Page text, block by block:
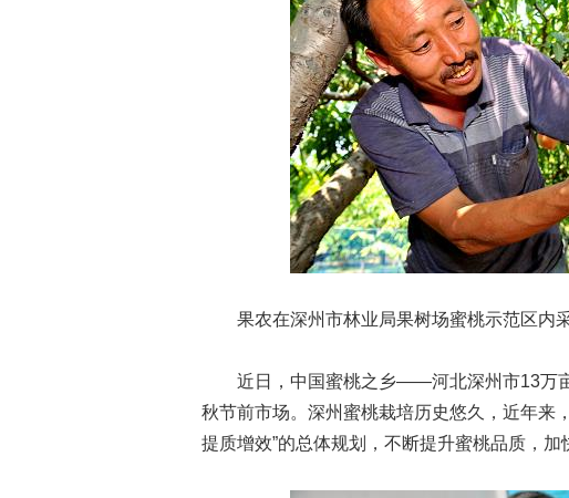
果农在深州市林业局果树场蜜桃示范区内
近日，中国蜜桃之乡——河北深州市13万亩
秋节前市场。深州蜜桃栽培历史悠久，近年来
提质增效”的总体规划，不断提升蜜桃品质，